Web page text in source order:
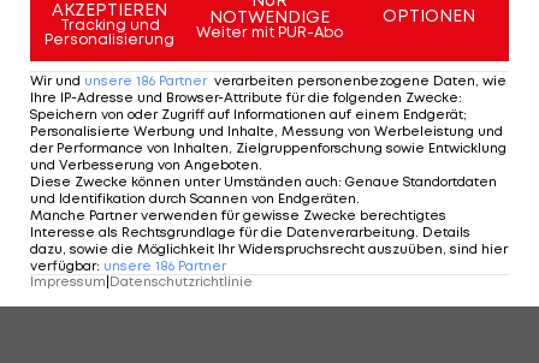
KOMMENTARE
AKZEPTIEREN
Tracking und
Personalisierung
NOTWENDIGE
Weiter mit PUR-Abo
OPTIONEN
Wir und unsere 186 Partner verarbeiten personenbezogene Daten, wie
Ihre IP-Adresse und Browser-Attribute für die folgenden Zwecke:
Speichern von oder Zugriff auf Informationen auf einem Endgerät;
Personalisierte Werbung und Inhalte, Messung von Werbeleistung und
der Performance von Inhalten, Zielgruppenforschung sowie Entwicklung
und Verbesserung von Angeboten.
Diese Zwecke können unter Umständen auch: Genaue Standortdaten
und Identifikation durch Scannen von Endgeräten.
Manche Partner verwenden für gewisse Zwecke berechtigtes
Interesse als Rechtsgrundlage für die Datenverarbeitung. Details
dazu, sowie die Möglichkeit Ihr Widerspruchsrecht auszuüben, sind hier
verfügbar: unsere 186 Partner
Impressum Datenschutzrichtlinie